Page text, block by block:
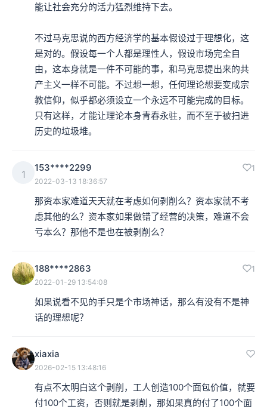
能让社会充分的活力猛烈维持下去。
不过马克思说的西方经济学的基本假设过于理想化，这
是对的。假设每一个人都是理性人，假设市场完全自
由，这本身就是一件不可能的事，和马克思提出来的共
产主义一样不可能。不过想一想，任何理论想要变成宗
教信仰，似乎都必须设立一个永远不可能完成的目标。
只有这样，才能让理论本身青春永驻，而不至于被扫进
历史的垃圾堆。
1
153****2299 1
2022-03-13 18:36:57
那资本家难道天天就在考虑如何剥削么？资本家就不考
虑其他的么？资本家如果做错了经营的决策，难道不会
亏本么？那他不是也在被剥削么？
188****2863 1
2022-01-29 13:54:08
如果说看不见的手只是个市场神话，那么有没有不是神
话的理想呢？
xiaxia
2026-02-15 13:48:16
有点不太明白这个剥削，工人创造100个面包价值，就要
付100个工资，否则就是剥削，那如果真的付了100个面